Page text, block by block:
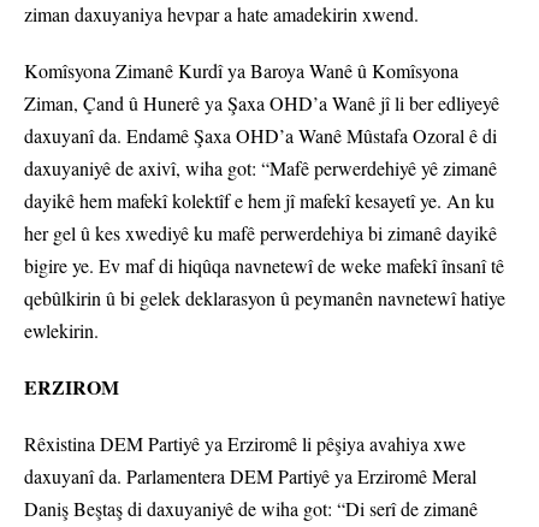
ziman daxuyaniya hevpar a hate amadekirin xwend.
Komîsyona Zimanê Kurdî ya Baroya Wanê û Komîsyona
Ziman, Çand û Hunerê ya Şaxa OHD’a Wanê jî li ber edliyeyê
daxuyanî da. Endamê Şaxa OHD’a Wanê Mûstafa Ozoral ê di
daxuyaniyê de axivî, wiha got: “Mafê perwerdehiyê yê zimanê
dayikê hem mafekî kolektîf e hem jî mafekî kesayetî ye. An ku
her gel û kes xwediyê ku mafê perwerdehiya bi zimanê dayikê
bigire ye. Ev maf di hiqûqa navnetewî de weke mafekî însanî tê
qebûlkirin û bi gelek deklarasyon û peymanên navnetewî hatiye
ewlekirin.
ERZIROM
Rêxistina DEM Partiyê ya Erziromê li pêşiya avahiya xwe
daxuyanî da. Parlamentera DEM Partiyê ya Erziromê Meral
Daniş Beştaş di daxuyaniyê de wiha got: “Di serî de zimanê